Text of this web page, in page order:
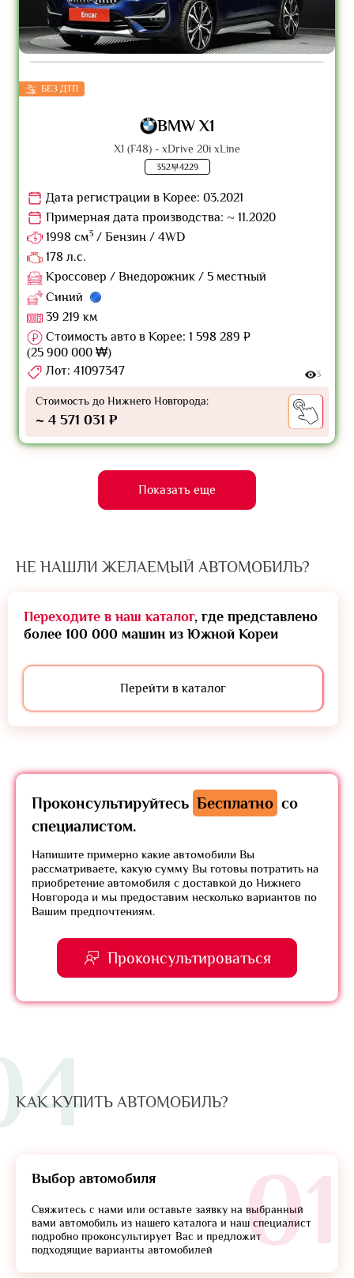
БЕЗ ДТП
BMW X1
X1 (F48) - xDrive 20i xLine
352부4229
Дата регистрации в Корее: 03.2021
Примерная дата производства: ~ 11.2020
1998 см3 / Бензин / 4WD
178 л.с.
Кроссовер / Внедорожник / 5 местный
Синий
39 219 км
Стоимость авто в Корее: 1 598 289 ₽
(25 900 000 ₩)
Лот: 41097347
3
Стоимость до Нижнего Новгорода:
~ 4 571 031 ₽
Показать еще
НЕ НАШЛИ ЖЕЛАЕМЫЙ АВТОМОБИЛЬ?
Переходите в наш каталог, где представлено
более 100 000 машин из Южной Кореи
Перейти в каталог
Проконсультируйтесь Бесплатно со
специалистом.
Напишите примерно какие автомобили Вы
рассматриваете, какую сумму Вы готовы потратить на
приобретение автомобиля с доставкой до Нижнего
Новгорода и мы предоставим несколько вариантов по
Вашим предпочтениям.
Проконсультироваться
КАК КУПИТЬ АВТОМОБИЛЬ?
01
Выбор автомобиля
Свяжитесь с нами или оставьте заявку на выбранный
вами автомобиль из нашего каталога и наш специалист
подробно проконсультирует Вас и предложит
подходящие варианты автомобилей